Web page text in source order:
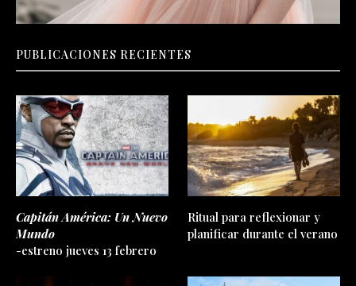
PUBLICACIONES RECIENTES
Capitán América: Un Nuevo
Mundo
-estreno jueves 13 febrero
Ritual para reflexionar y
planificar durante el verano